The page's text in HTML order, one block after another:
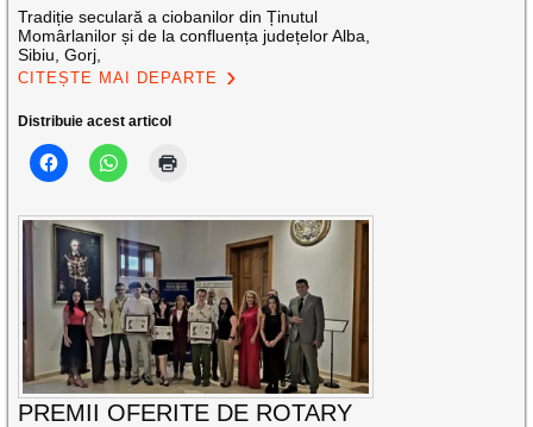
Tradiție seculară a ciobanilor din Ținutul
Momârlanilor și de la confluența județelor Alba,
Sibiu, Gorj,
CITEȘTE MAI DEPARTE
Distribuie acest articol
PREMII OFERITE DE ROTARY